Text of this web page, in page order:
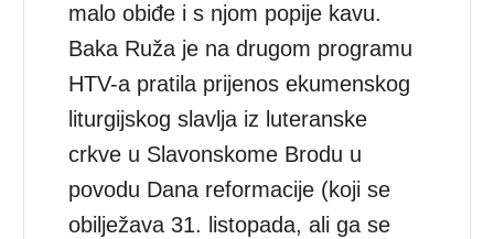
malo obiđe i s njom popije kavu.
Baka Ruža je na drugom programu
HTV-a pratila prijenos ekumenskog
liturgijskog slavlja iz luteranske
crkve u Slavonskome Brodu u
povodu Dana reformacije (koji se
obilježava 31. listopada, ali ga se